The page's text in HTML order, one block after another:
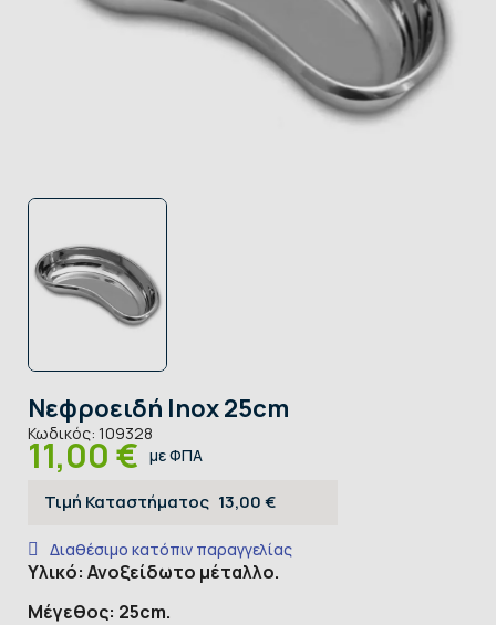
Νεφροειδή Inox 25cm
Κωδικός: 109328
11,00 € με ΦΠΑ
Τιμή Καταστήματος 13,00 €
Διαθέσιμο κατόπιν παραγγελίας
Υλικό: Ανοξείδωτο μέταλλο.
Μέγεθος: 25cm.